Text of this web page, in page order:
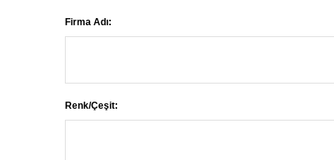
Firma Adı:
Renk/Çeşit: